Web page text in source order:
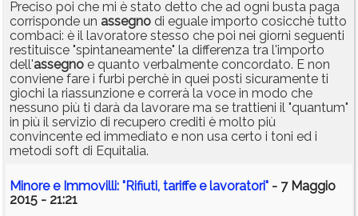
Preciso poi che mi è stato detto che ad ogni busta paga
corrisponde un assegno di eguale importo cosicchè tutto
combaci: è il lavoratore stesso che poi nei giorni seguenti
restituisce "spintaneamente" la differenza tra l'importo
dell'assegno e quanto verbalmente concordato. E non
conviene fare i furbi perchè in quei posti sicuramente ti
giochi la riassunzione e correrà la voce in modo che
nessuno più ti darà da lavorare ma se trattieni il "quantum"
in più il servizio di recupero crediti è molto più
convincente ed immediato e non usa certo i toni ed i
metodi soft di Equitalia.
Minore e Immovilli: "Rifiuti, tariffe e lavoratori" - 7 Maggio
2015 - 21:21